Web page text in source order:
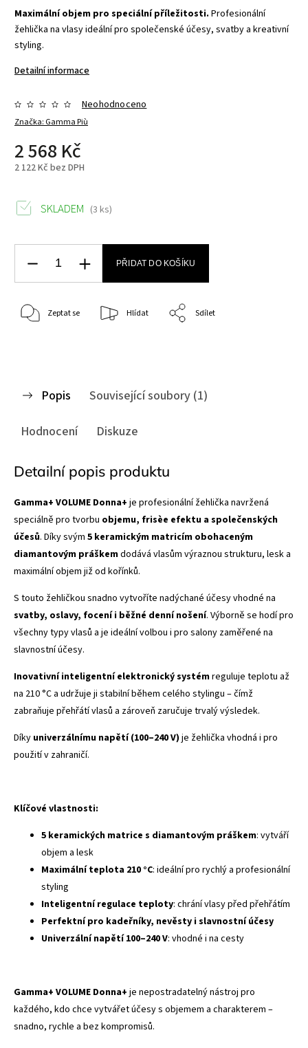
Maximální objem pro speciální příležitosti. Profesionální
žehlička na vlasy ideální pro společenské účesy, svatby a kreativní
styling.
Detailní informace
Značka: Gamma Più
Neohodnoceno
2 568 Kč
2 122 Kč bez DPH
SKLADEM (3 ks)
PŘIDAT DO KOŠÍKU
Zeptat se Hlídat Sdílet
Popis
Související soubory (1)
Hodnocení
Diskuze
Detailní popis produktu
Gamma+ VOLUME Donna+ je profesionální žehlička navržená
speciálně pro tvorbu objemu, frisèe efektu a společenských
účesů. Díky svým 5 keramickým matricím obohaceným
diamantovým práškemdodává vlasům výraznou strukturu, lesk a
maximální objem již od kořínků.
S touto žehličkou snadno vytvoříte nadýchané účesy vhodné na
svatby, oslavy, focení i běžné denní nošení. Výborně se hodí pro
všechny typy vlasů a je ideální volbou i pro salony zaměřené na
slavnostní účesy.
Inovativní inteligentní elektronický systémreguluje teplotu až
na 210 °C a udržuje ji stabilní během celého stylingu – čímž
zabraňuje přehřátí vlasů a zároveň zaručuje trvalý výsledek.
Díky univerzálnímu napětí (100–240 V) je žehlička vhodná i pro
použití v zahraničí.
Klíčové vlastnosti:
5 keramických matrice s diamantovým práškem: vytváří
objem a lesk
Maximální teplota 210 °C: ideální pro rychlý a profesionální
styling
Inteligentní regulace teploty: chrání vlasy před přehřátím
Perfektní pro kadeřníky, nevěsty i slavnostní účesy
Univerzální napětí 100–240 V: vhodné i na cesty
Gamma+ VOLUME Donna+ je nepostradatelný nástroj pro
každého, kdo chce vytvářet účesy s objemem a charakterem –
snadno, rychle a bez kompromisů.